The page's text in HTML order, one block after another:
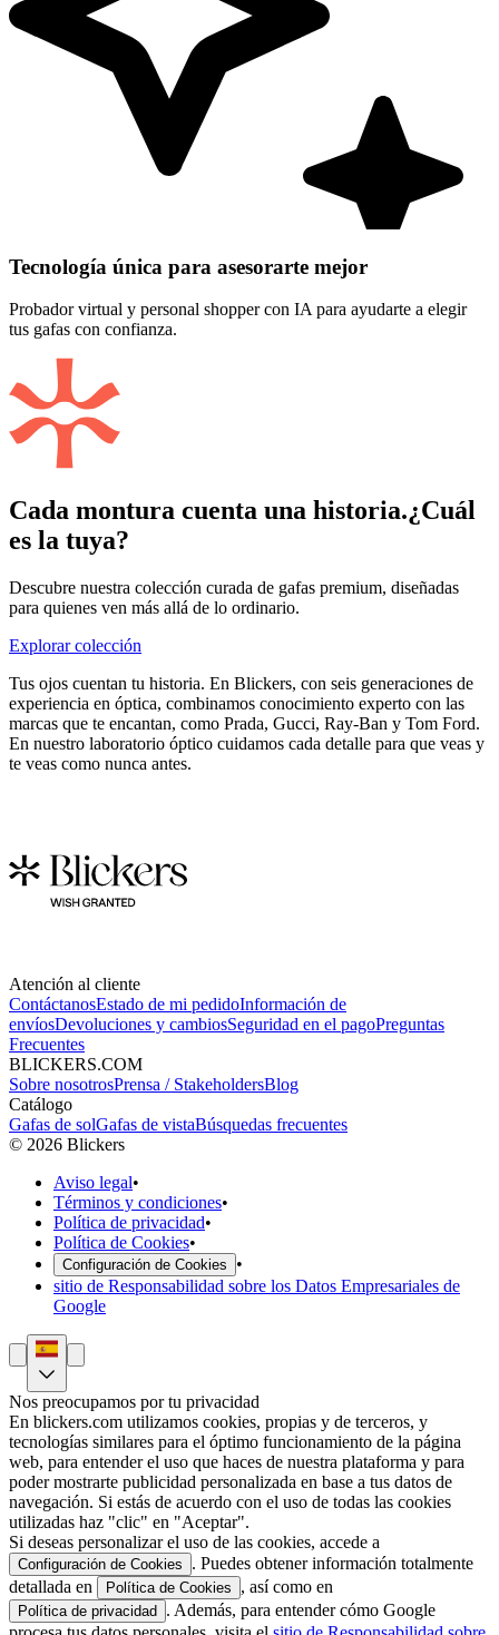
Tecnología única para asesorarte mejor
Probador virtual y personal shopper con IA para ayudarte a elegir
tus gafas con confianza.
Cada montura cuenta una historia.¿Cuál
es la tuya?
Descubre nuestra colección curada de gafas premium, diseñadas
para quienes ven más allá de lo ordinario.
Explorar colección
Tus ojos cuentan tu historia. En Blickers, con seis generaciones de
experiencia en óptica, combinamos conocimiento experto con las
marcas que te encantan, como Prada, Gucci, Ray-Ban y Tom Ford.
En nuestro laboratorio óptico cuidamos cada detalle para que veas y
te veas como nunca antes.
Atención al cliente
ContáctanosEstado de mi pedidoInformación de
envíosDevoluciones y cambiosSeguridad en el pagoPreguntas
Frecuentes
BLICKERS.COM
Sobre nosotrosPrensa / StakeholdersBlog
Catálogo
Gafas de solGafas de vistaBúsquedas frecuentes
© 2026 Blickers
Aviso legal•
Términos y condiciones•
Política de privacidad•
Política de Cookies•
Configuración de Cookies
•
sitio de Responsabilidad sobre los Datos Empresariales de
Google
Nos preocupamos por tu privacidad
En blickers.com utilizamos cookies, propias y de terceros, y
tecnologías similares para el óptimo funcionamiento de la página
web, para entender el uso que haces de nuestra plataforma y para
poder mostrarte publicidad personalizada en base a tus datos de
navegación. Si estás de acuerdo con el uso de todas las cookies
utilizadas haz "clic" en "Aceptar".
Si deseas personalizar el uso de las cookies, accede a
Configuración de Cookies
. Puedes obtener información totalmente
detallada en
Política de Cookies , así como en
Política de privacidad
. Además, para entender cómo Google